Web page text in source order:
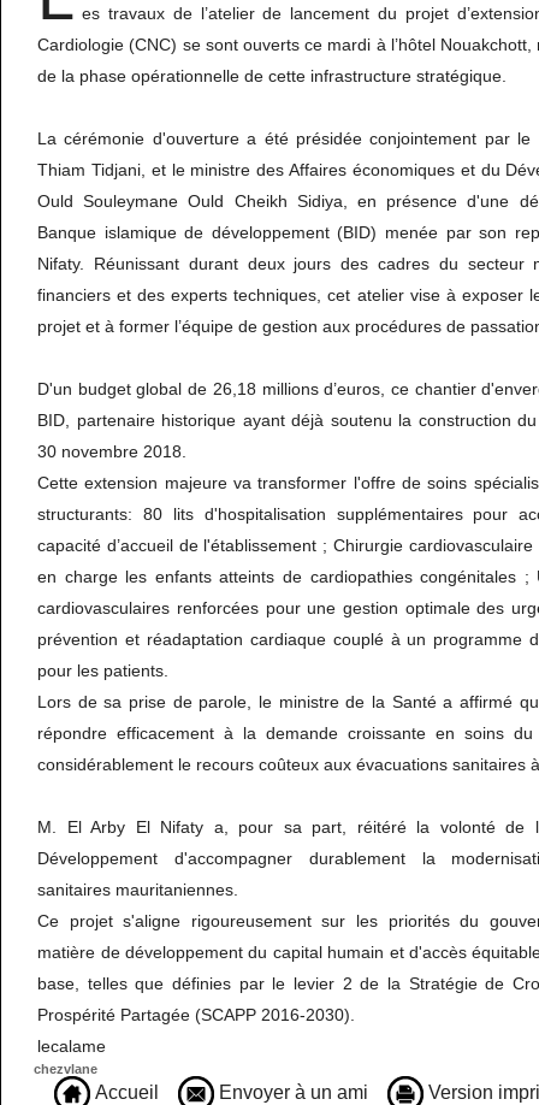
es travaux de l’atelier de lancement du projet
Cardiologie (CNC) se sont ouverts ce mardi à l’hôtel
de la phase opérationnelle de cette infrastructure stratégique.
La cérémonie d'ouverture a été présidée conjointement par
Thiam Tidjani, et le ministre des Affaires économiques et du
Ould Souleymane Ould Cheikh Sidiya, en présence d'une
Banque islamique de développement (BID) menée par son
Nifaty. Réunissant durant deux jours des cadres du secteur
financiers et des experts techniques, cet atelier vise à exposer
projet et à former l’équipe de gestion aux procédures de
D'un budget global de 26,18 millions d’euros, ce chantier
BID, partenaire historique ayant déjà soutenu la construction
30 novembre 2018.
Cette extension majeure va transformer l'offre de soins
structurants: 80 lits d'hospitalisation supplémentaires pour
capacité d’accueil de l'établissement ; Chirurgie
en charge les enfants atteints de cardiopathies congénitales ;
cardiovasculaires renforcées pour une gestion optimale des
prévention et réadaptation cardiaque couplé à un programme
pour les patients.
Lors de sa prise de parole, le ministre de la Santé a affirmé
répondre efficacement à la demande croissante en soins
considérablement le recours coûteux aux évacuations sanitaires
M. El Arby El Nifaty a, pour sa part, réitéré la volonté de
Développement d'accompagner durablement la
sanitaires mauritaniennes.
Ce projet s'aligne rigoureusement sur les priorités du
matière de développement du capital humain et d'accès
base, telles que définies par le levier 2 de la Stratégie de
Prospérité Partagée (SCAPP 2016-2030).
lecalame
chezvlane
Accueil Envoyer à un ami Version